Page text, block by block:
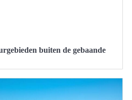
buiten de gebaande